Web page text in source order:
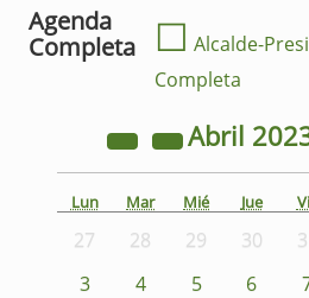
Agenda
Completa
☐ Alcalde-
Completa
Abril
Lun Mar Mié Jue
27 28 29 30
3
4 5 6